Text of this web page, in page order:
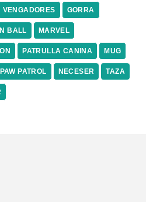
VENGADORES GORRA
BALL MARVEL
PATRULLA CANINA MUG
PAW PATROL NECESER TAZA